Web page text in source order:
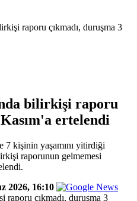
raporu çıkmadı, duruşma 3
bilirkişi raporu
ertelendi
7 kişinin yaşamını yitirdiği
raporunun gelmemesi
2026, 16:10